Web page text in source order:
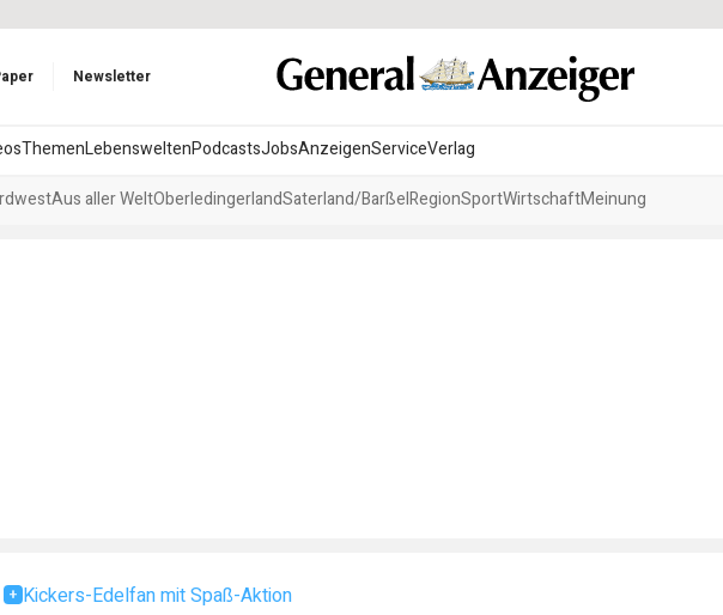
Newsletter
ThemenLebensweltenPodcastsJobsAnzeigenServiceVerlag
Aus aller WeltOberledingerlandSaterland/BarßelRegionSportWirtschaftMeinung
Kickers-Edelfan mit Spaß-Aktion